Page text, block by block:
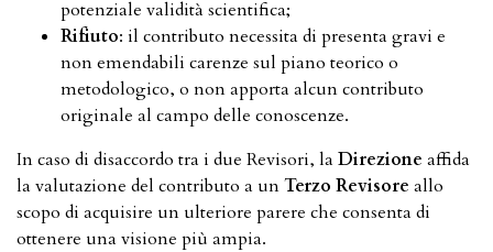
potenziale validità scientifica;
Rifiuto: il contributo necessita di presenta gravi e
non emendabili carenze sul piano teorico o
metodologico, o non apporta alcun contributo
originale al campo delle conoscenze.
In caso di disaccordo tra i due Revisori, la Direzione affida
la valutazione del contributo a unTerzo Revisore allo
scopo di acquisire un ulteriore parere che consenta di
ottenere una visione più ampia.